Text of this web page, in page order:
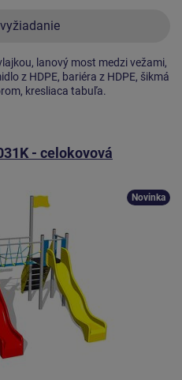
lanový most medzi vežami,
z HDPE, bariéra z HDPE, šikmá
kresliaca tabuľa.
- celokovová
Novinka